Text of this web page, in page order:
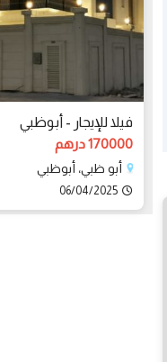
فيلا للإيجار - أبوظبي
170000 درهم
أبو ظبي، أبوظبي
06/04/2025